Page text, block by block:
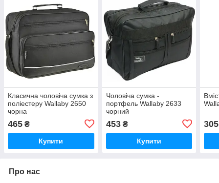
Класична чоловіча сумка з
поліестеру Wallaby 2650
чорна
465 ₴
Купити
Чоловіча сумка -
портфель Wallaby 2633
чорний
453₴
Купити
305
Про нас